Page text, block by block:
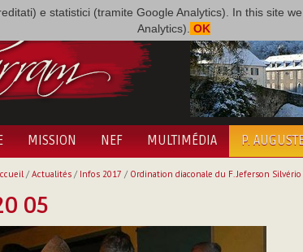
e statistici (tramite Google Analytics). In this site
Analytics). OK
MISSION NEF MULTIMÉDIA P.
/ Actualités/ Infos 2017 / Ordination diaconale du F. Jeferson Silvério
05